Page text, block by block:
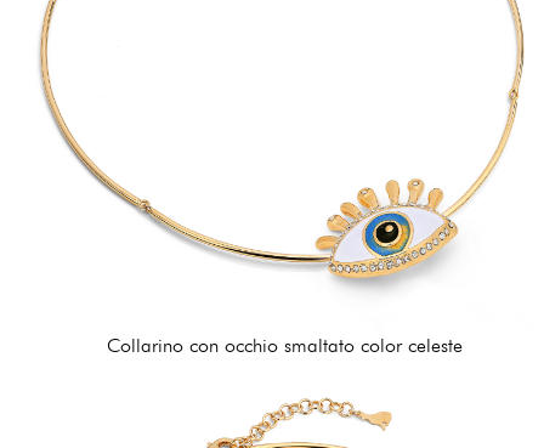
Collarino con occhio smaltato color celeste